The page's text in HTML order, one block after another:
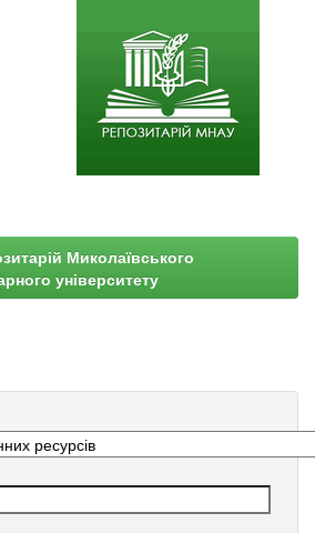
Миколаївського
університету